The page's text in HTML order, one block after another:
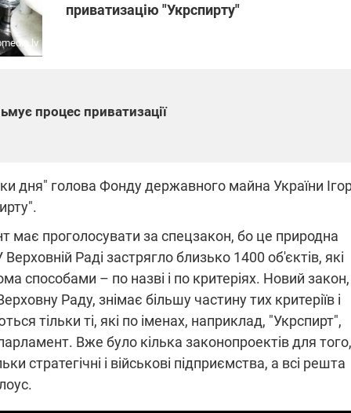
приватизацію "Укрспирту"
процес приватизації
дня" голова Фонду державного майна України
має проголосувати за спецзакон, бо це природна
Раді застрягло близько 1400 об'єктів, які
способами – по назві і по критеріях. Новий закон,
Раду, знімає більшу частину тих критеріїв і
тільки ті, які по іменах, наприклад, "Укрспирт",
Вже було кілька законопроектів для того,
стратегічні і військові підприємства, а всі решта
ВІЙНА РОСІЇ
підбив підсумки липня
загасили масштабні
військових цілей рф – "Мадяр"
та
11.08.2025 15:16
Працюють на